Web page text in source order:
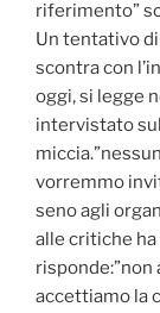
riferimento”
Un tentativo
scontra con
oggi, si legge
intervistato
vorremmo
seno agli
alle critiche
accettiamo la